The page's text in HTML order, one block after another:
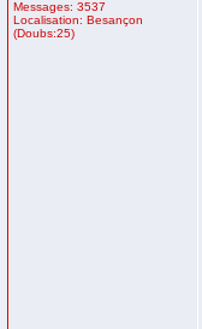
Messages: 3537
Localisation: Besançon
(Doubs:25)